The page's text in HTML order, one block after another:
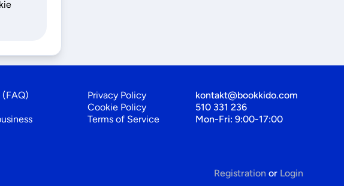
(FAQ)
Privacy Policy
Cookie Policy
Terms of Service
kontakt@bookkido.com
510 331 236
Mon-Fri: 9:00-17:00
Registration or Login